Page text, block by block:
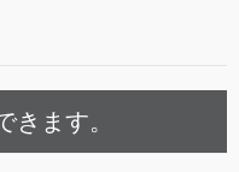
きます。